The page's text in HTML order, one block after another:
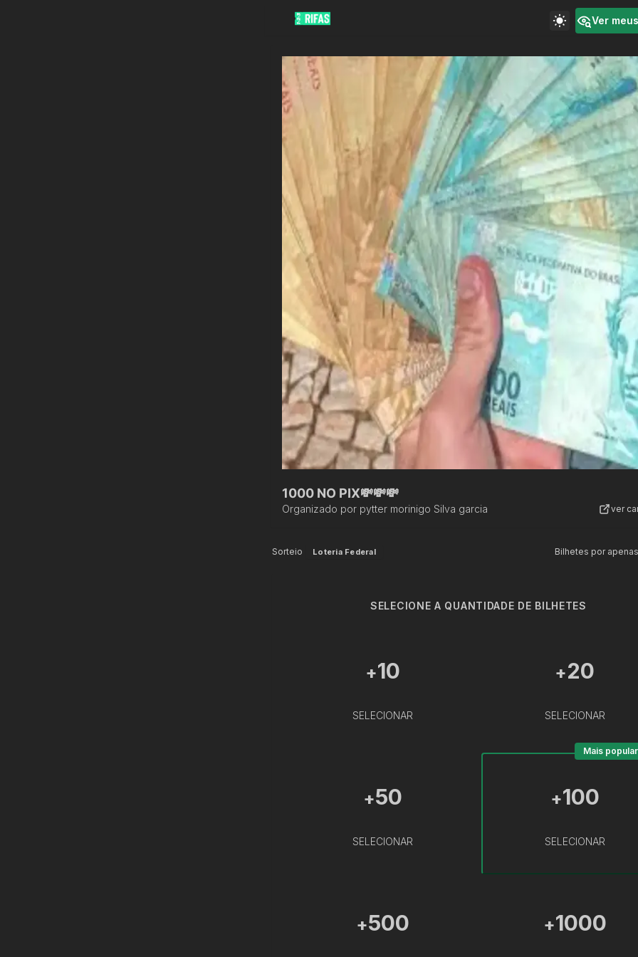
Ver
1000 NO PIX💸💸💸
Organizado por pytter morinigo Silva garcia ver
Sorteio Loteria Federal Bilhetes por apenas
SELECIONE A QUANTIDADE DE BILHETES
+10
SELECIONAR
+20
SELECIONAR
+50
SELECIONAR
+100
SELECIONAR
Mais popular
+500 +1000